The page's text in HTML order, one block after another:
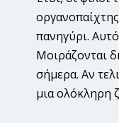
πανηγύρι.
Μοιράζονται
σήμερα. Αν
μια ολόκληρη